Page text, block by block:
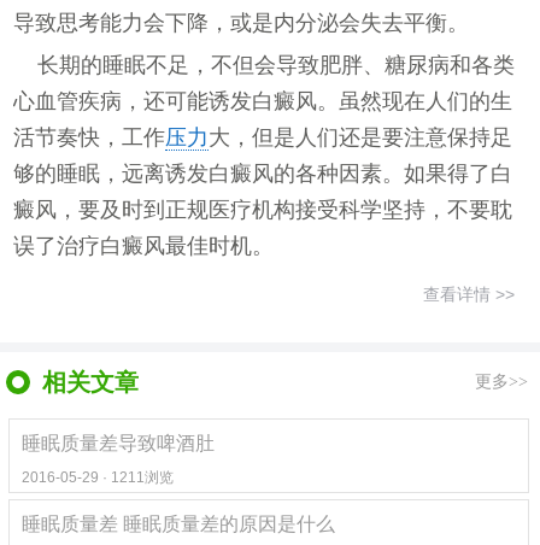
导致思考能力会下降，或是内分泌会失去平衡。
长期的睡眠不足，不但会导致肥胖、糖尿病和各类
心血管疾病，还可能诱发白癜风。虽然现在人们的生
活节奏快，工作压力大，但是人们还是要注意保持足
够的睡眠，远离诱发白癜风的各种因素。如果得了白
癜风，要及时到正规医疗机构接受科学坚持，不要耽
误了治疗白癜风最佳时机。
查看详情 >>
相关文章 更多>>
睡眠质量差导致啤酒肚
2016-05-29 · 1211浏览
睡眠质量差 睡眠质量差的原因是什么